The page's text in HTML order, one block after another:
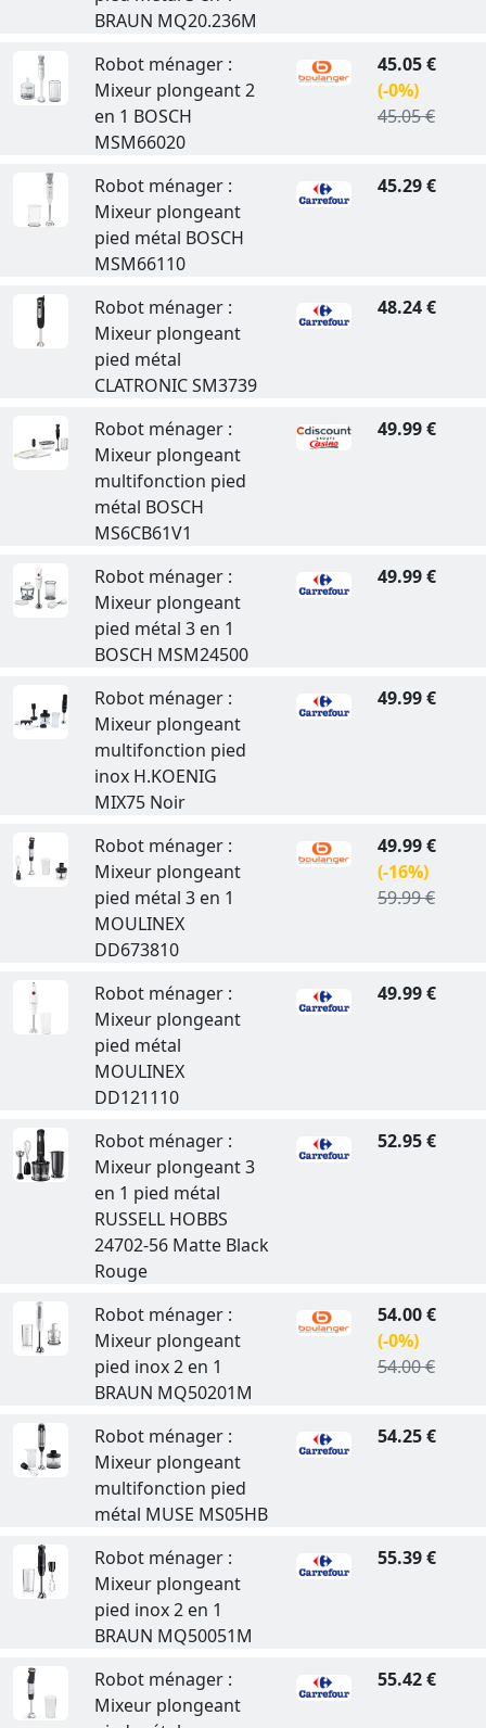
BRAUN MQ20.236M
Robot ménager :
Mixeur plongeant 2
en 1 BOSCH
MSM66020
45.05 €
(-0%)
45.05 €
Robot ménager :
Mixeur plongeant
pied métal BOSCH
MSM66110
45.29 €
Robot ménager :
Mixeur plongeant
pied métal
CLATRONIC SM3739
48.24 €
Robot ménager :
Mixeur plongeant
multifonction pied
métal BOSCH
MS6CB61V1
49.99 €
Robot ménager :
Mixeur plongeant
pied métal 3 en 1
BOSCH MSM24500
49.99 €
Robot ménager :
Mixeur plongeant
multifonction pied
inox H.KOENIG
MIX75 Noir
49.99 €
Robot ménager :
Mixeur plongeant
pied métal 3 en 1
MOULINEX
DD673810
49.99 €
(-16%)
59.99 €
Robot ménager :
Mixeur plongeant
pied métal
MOULINEX
DD121110
49.99 €
Robot ménager :
Mixeur plongeant 3
en 1 pied métal
RUSSELL HOBBS
24702-56 Matte Black
Rouge
52.95 €
Robot ménager :
Mixeur plongeant
pied inox 2 en 1
BRAUN MQ50201M
54.00 €
(-0%)
54.00 €
Robot ménager :
Mixeur plongeant
multifonction pied
métal MUSE MS05HB
54.25 €
Robot ménager :
Mixeur plongeant
pied inox 2 en 1
BRAUN MQ50051M
55.39 €
Robot ménager :
Mixeur plongeant
55.42 €